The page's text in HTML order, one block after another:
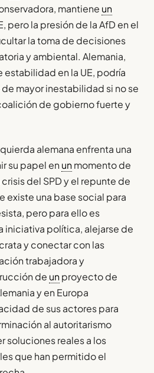
mantiene un
pero la presión de la AfD en el
la toma de decisiones
y ambiental. Alemania,
estabilidad en la UE, podría
mayor inestabilidad si no se
de gobierno fuerte y
alemana enfrenta una
su papel en un momento de
del SPD y el repunte de
existe una base social para
pero para ello es
iniciativa política, alejarse de
y conectar con las
trabajadora y
de un proyecto de
y en Europa
de sus actores para
al autoritarismo
soluciones reales a los
que han permitido el